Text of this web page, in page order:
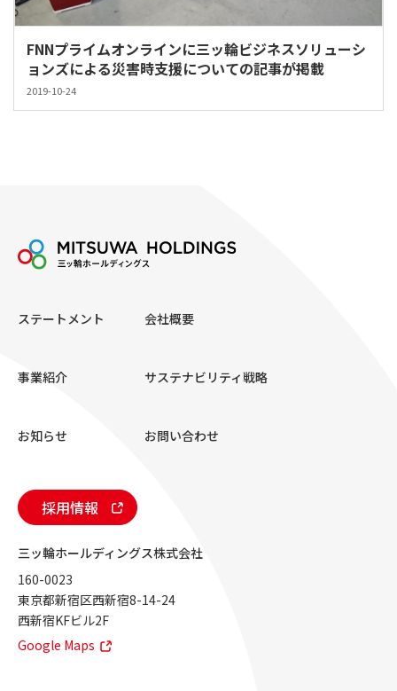
FNNプライムオンラインに三ッ輪ビジネスソリューシ
ョンズによる災害時支援についての記事が掲載
2019-10-24
ステートメント 会社概要
事業紹介 サステナビリティ戦略
お知らせ お問い合わせ
採用情報
三ッ輪ホールディングス株式会社
160-0023
東京都新宿区西新宿8-14-24
西新宿KFビル2F
Google Maps